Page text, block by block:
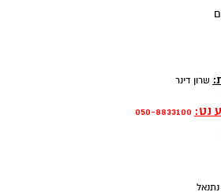
שרון דינר
נט: 050-8833100